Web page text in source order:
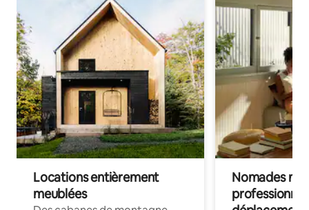
Locations entièrement
meublées
Nomades